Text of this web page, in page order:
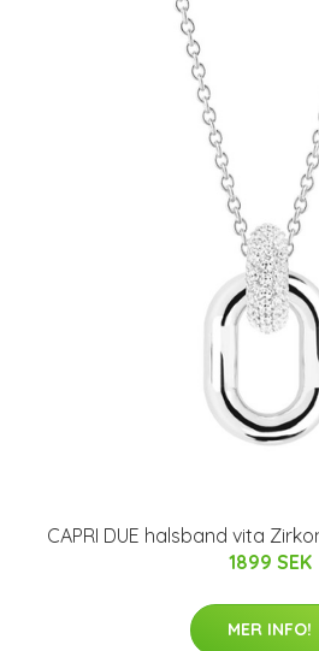
CAPRI DUE halsband vita
1899 SEK
MER INFO!